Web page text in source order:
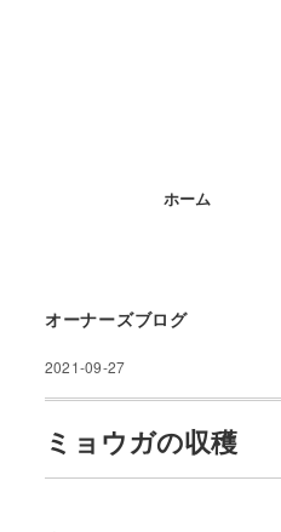
ホーム
オーナーズブログ
2021-09-27
ミョウガの収穫